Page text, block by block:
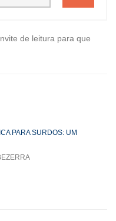
de leitura para que
PARA SURDOS: UM